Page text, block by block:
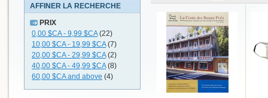
AFFINER LA RECHERCHE
PRIX
0,00 $CA- 9,99 $CA(22)
10,00 $CA- 19,99 $CA(7)
20,00 $CA- 29,99 $CA(2)
40,00 $CA- 49,99 $CA(8)
60,00 $CAand above (4)